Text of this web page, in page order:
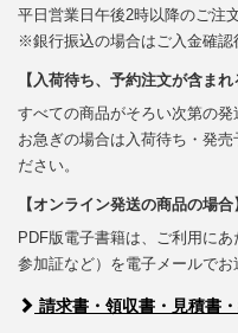
平日営業日午後2時以降のご注
※銀行振込の場合はご入金確認
【入荷待ち、予約注文が含まれ
すべての商品がそろい次第の発
お急ぎの場合は入荷待ち・発
ださい。
【オンライン発送の商品の場合
PDF版電子書籍は、ご利用に
参加証など）を電子メールでお
請求書・領収書・見積書